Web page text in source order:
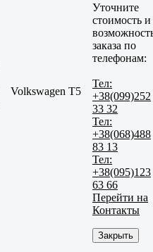
Volkswagen T5
Уточните
стоимость и
заказа по
телефонам:
Тел:
+38(099)252
33 32
Тел:
+38(068)488
83 13
Тел:
+38(095)123
63 66
Перейти на
Контакты
Закрыть